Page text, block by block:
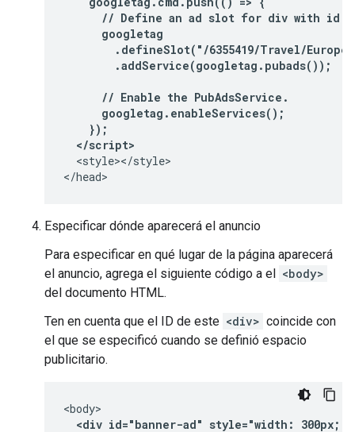
// Define an ad slot for div with id
      googletag
.defineSlot("/6355419/Travel/
        .addService(googletag.pubads());
      // Enable the PubAdsService.
      googletag.enableServices();
    });
  </script>
  <style></style>
</head>
Especificar dónde aparecerá el anuncio
Para especificar en qué lugar de la página aparecerá
el anuncio, agrega el siguiente código a el <body>
del documento HTML.
Ten en cuenta que el ID de este <div> coincide con
el que se especificó cuando se definió espacio
publicitario.
<div id="banner-ad" style="width: 300px;